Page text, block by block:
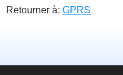
Retourner à: GPRS